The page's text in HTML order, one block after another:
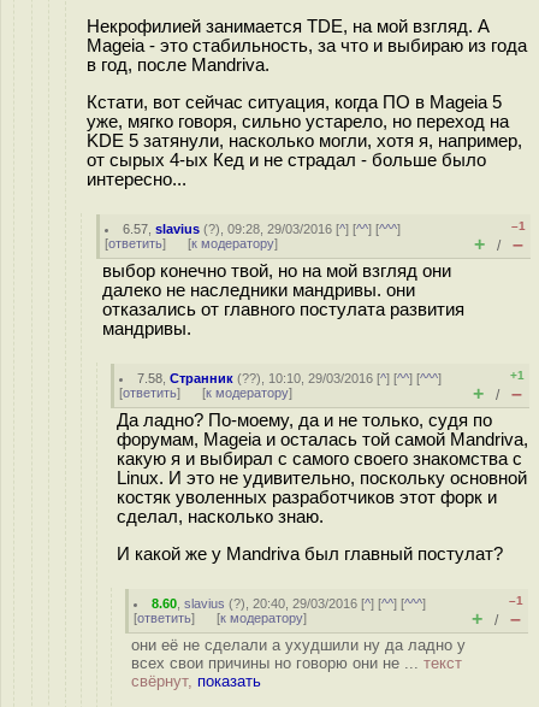
Некрофилией занимается TDE, на мой взгляд. А
Mageia - это стабильность, за что и выбираю из года
в год, после Mandriva.
Кстати, вот сейчас ситуация, когда ПО в Mageia 5
уже, мягко говоря, сильно устарело, но переход на
KDE 5 затянули, насколько могли, хотя я, например,
от сырых 4-ых Кед и не страдал - больше было
интересно...
6.57 ,slavius (?), 09:28, 29/03/2016 [^] [^^] [^^^]
[ответить] [к модератору]
–1
+ / –
выбор конечно твой, но на мой взгляд они
далеко не наследники мандривы. они
отказались от главного постулата развития
мандривы.
7.58 ,Странник (??), 10:10, 29/03/2016 [^] [^^] [^^^]
[ответить] [к модератору]
+1
+ / –
Да ладно? По-моему, да и не только, судя по
форумам, Mageia и осталась той самой Mandriva,
какую я и выбирал с самого своего знакомства с
Linux. И это не удивительно, поскольку основной
костяк уволенных разработчиков этот форк и
сделал, насколько знаю.
И какой же у Mandriva был главный постулат?
8.60 ,slavius (?), 20:40, 29/03/2016 [^] [^^] [^^^]
[ответить] [к модератору]
–1
+ / –
они её не сделали а ухудшили ну да ладно у
всех свои причины но говорю они не ... текст
свёрнут, показать